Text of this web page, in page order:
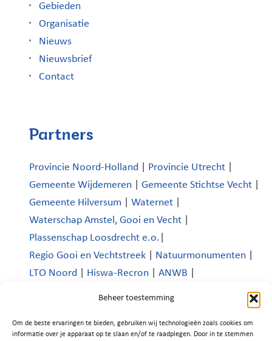
Beheer toestemming
Om de beste ervaringen te bieden, gebruiken wij technologieën zoals cookies om
informatie over je apparaat op te slaan en/of te raadplegen. Door in te stemmen
Gebieden
Organisatie
Nieuws
Nieuwsbrief
Contact
Partners
Provincie Noord-Holland Provincie Utrecht
Gemeente Wijdemeren
Gemeente Stichtse Vecht
Gemeente Hilversum
Waternet
Waterschap Amstel, Gooi en Vecht
Plassenschap Loosdrecht e.o.
Regio Gooi en Vechtstreek
Natuurmonumenten
LTO Noord
Hiswa-Recron ANWB
Platform Recreatie en Toerisme Wijdemeren|